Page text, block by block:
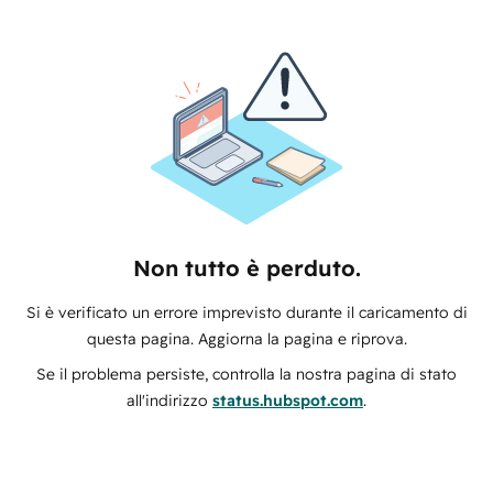
Non tutto è perduto.
Si è verificato un errore imprevisto durante il caricamento di
questa pagina. Aggiorna la pagina e riprova.
Se il problema persiste, controlla la nostra pagina di stato
all'indirizzo status.hubspot.com.